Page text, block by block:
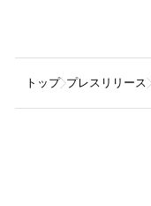
トップ プレスリリース